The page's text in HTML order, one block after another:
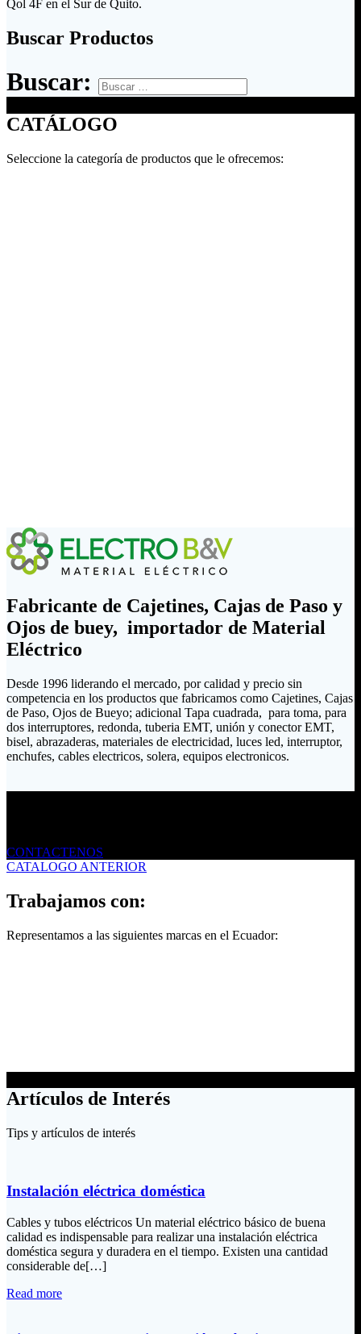
Qol 4F en el Sur de Quito.
Buscar Productos
Buscar:
CATÁLOGO
Seleccione la categoría de productos que le ofrecemos:
Fabricante de Cajetines, Cajas de Paso y
Ojos de buey, importador de Material
Eléctrico
Desde 1996 liderando el mercado, por calidad y precio sin
competencia en los productos que fabricamos como Cajetines, Cajas
de Paso, Ojos de Bueyo; adicional Tapa cuadrada, para toma, para
dos interruptores, redonda, tuberia EMT, unión y conector EMT,
bisel, abrazaderas, materiales de electricidad, luces led, interruptor,
enchufes, cables electricos, solera, equipos electronicos.
CONTACTENOS
CATALOGO ANTERIOR
Trabajamos con:
Representamos a las siguientes marcas en el Ecuador:
Artículos de Interés
Tips y artículos de interés
Instalación eléctrica doméstica
Cables y tubos eléctricos Un material eléctrico básico de buena
calidad es indispensable para realizar una instalación eléctrica
doméstica segura y duradera en el tiempo. Existen una cantidad
considerable de[…]
Read more